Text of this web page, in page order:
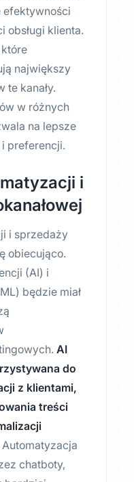
efektywności
obsługi klienta.
największy
te kanały.
w różnych
na lepsze
preferencji.
i
i sprzedaży
obiecująco.
(AI) i
będzie miał
AI
do
z klientami,
treści
Automatyzacja
chatboty,